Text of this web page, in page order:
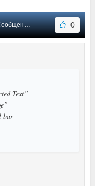
#8 0
Text”
bar